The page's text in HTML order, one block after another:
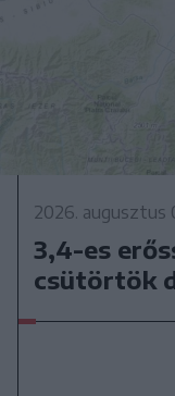
2026.
3,4-es
csütörtök